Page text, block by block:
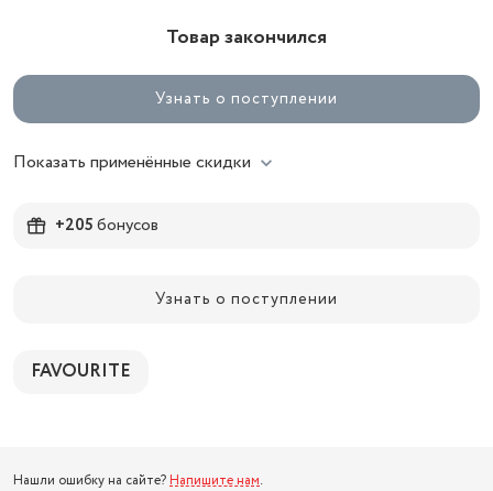
Товар закончился
Узнать о поступлении
Показать применённые скидки
+205бонусов
Узнать о поступлении
FAVOURITE
Нашли ошибку на сайте? Напишите нам.